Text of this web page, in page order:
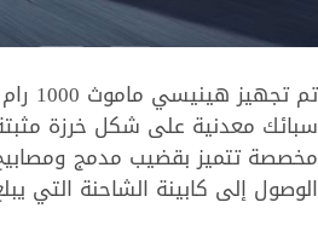
ﺍﻟﻮﺻﻮﻝ ﺇﻟﻰ ﻛﺎﺑﻴﻨﺔ الشاحنة ﺍﻟﺘﻲ ﻳﺒﻠﻎ